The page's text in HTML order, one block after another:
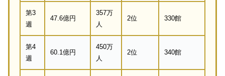
第3
週
47.6億円
357万
人
2位 330館
第4
週
60.1億円
450万
人
2位 340館